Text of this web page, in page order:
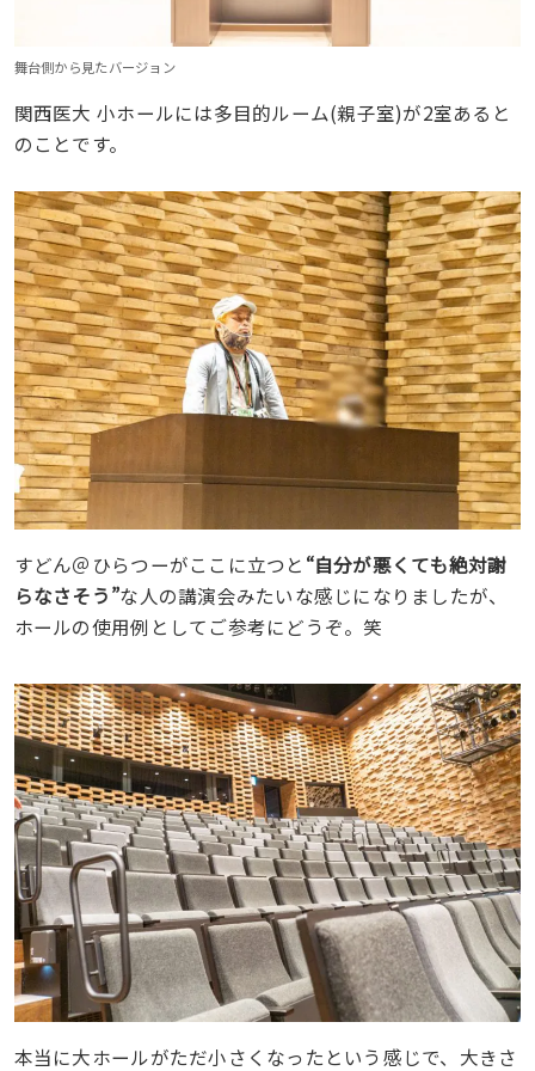
舞台側から見たバージョン
関西医大 小ホールには多目的ルーム(親子室)が2室あると
のことです。
すどん＠ひらつーがここに立つと “自分が悪くても絶対謝
らなさそう”な人の講演会みたいな感じになりましたが、
ホールの使用例としてご参考にどうぞ。笑
本当に大ホールがただ小さくなったという感じで、大きさ